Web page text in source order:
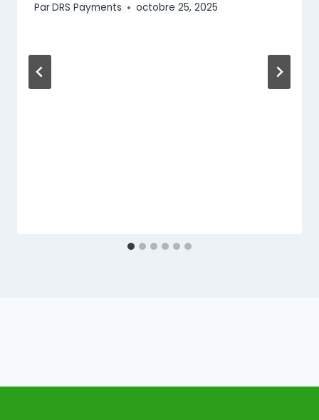
ParDRS Payments octobre 25, 2025